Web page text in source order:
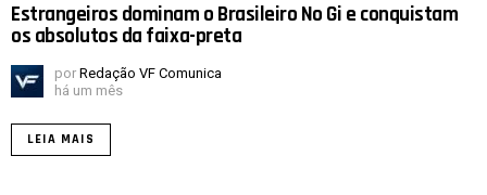
Estrangeiros dominam o Brasileiro No Gi e conquistam
os absolutos da faixa-preta
por Redação VF Comunica
há um mês
LEIA MAIS